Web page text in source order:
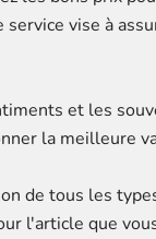
vise à
et les
la meilleure
de tous les
l'article que